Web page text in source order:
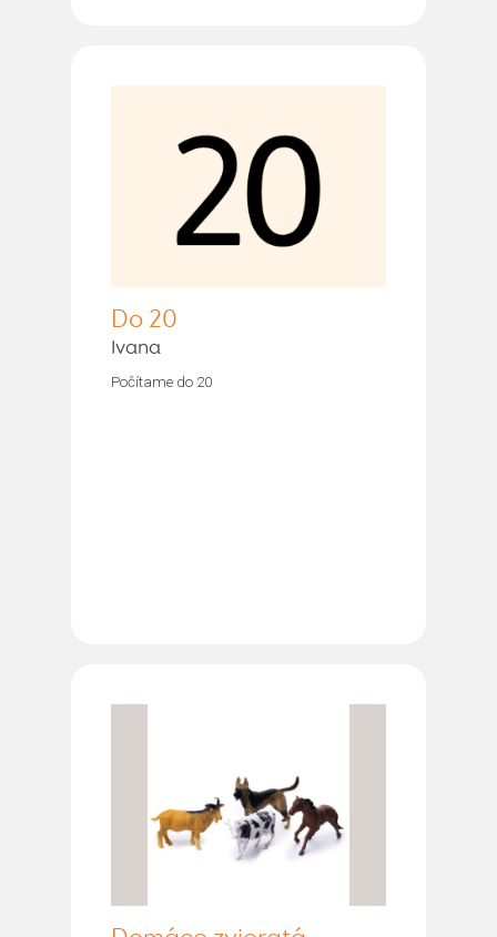
Do 20
Ivana
Počítame do 20